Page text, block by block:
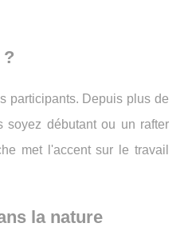
participants. Depuis plus de
soyez débutant ou un rafter
met l'accent sur le travail
la nature